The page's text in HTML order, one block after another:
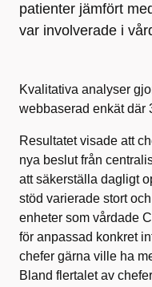
patienter jämfört
var involverade i
Kvalitativa analyser
webbaserad enkät där
Resultatet visade att
nya beslut från
att säkerställa dagligt
stöd varierade stort
enheter som vårdade
för anpassad konkret
chefer gärna ville ha
Bland flertalet av